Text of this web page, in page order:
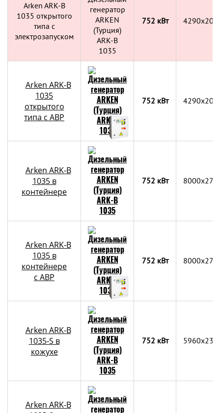
Arken ARK-B
1035 открытого
типа с
электрозапуском
752 кВт
Arken ARK-B
1035
открытого
типа с АВР
752 кВт
Arken ARK-B
1035 в
контейнере
752 кВт
Arken ARK-B
1035 в
контейнере
c АВР
752 кВт
Arken ARK-B
1035-S в
кожухе
752 кВт
Arken ARK-B